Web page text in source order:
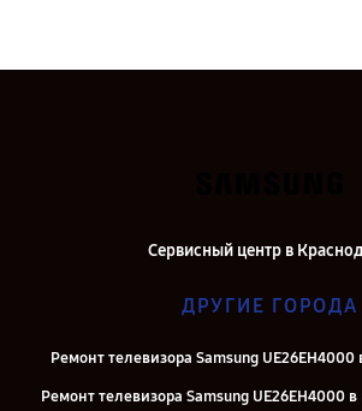
Сервисный центр в
ДРУГИЕ ГОРОДА
Ремонт телевизора Samsung UE26EH4000
Ремонт телевизора Samsung UE26EH4000